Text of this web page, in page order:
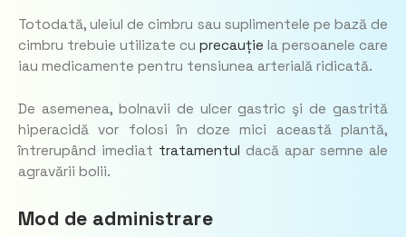
Totodată, uleiul de cimbru sau suplimentele pe bază de
cimbru trebuie utilizate cu precauție la persoanele care
iau medicamente pentru tensiunea arterială ridicată.
De asemenea, bolnavii de ulcer gastric şi de gastrită
hiperacidă vor folosi în doze mici această plantă,
întrerupând imediat tratamentul dacă apar semne ale
agravării bolii.
Mod de administrare